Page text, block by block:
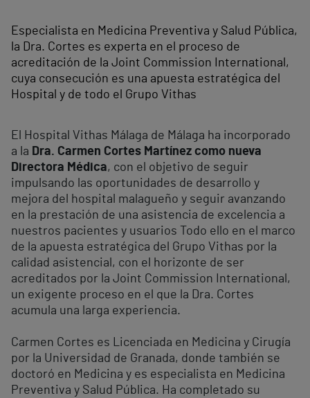
Especialista en Medicina Preventiva y Salud Pública,
la Dra. Cortes es experta en el proceso de
acreditación de la Joint Commission International,
cuya consecución es una apuesta estratégica del
Hospital y de todo el Grupo Vithas
El Hospital Vithas Málaga de Málaga ha incorporado
a la Dra. Carmen Cortes Martínez como nueva
Directora Médica, con el objetivo de seguir
impulsando las oportunidades de desarrollo y
mejora del hospital malagueño y seguir avanzando
en la prestación de una asistencia de excelencia a
nuestros pacientes y usuarios Todo ello en el marco
de la apuesta estratégica del Grupo Vithas por la
calidad asistencial, con el horizonte de ser
acreditados por la Joint Commission International,
un exigente proceso en el que la Dra. Cortes
acumula una larga experiencia.
Carmen Cortes es Licenciada en Medicina y Cirugía
por la Universidad de Granada, donde también se
doctoró en Medicina y es especialista en Medicina
Preventiva y Salud Pública. Ha completado su